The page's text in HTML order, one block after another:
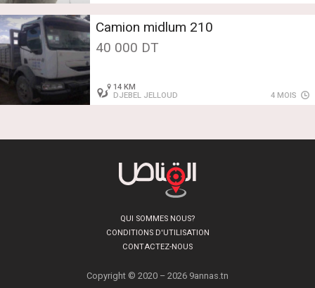
Camion midlum 210
40 000 DT
14 KM
DJEBEL JELLOUD
4 MOIS
QUI SOMMES NOUS?
CONDITIONS D'UTILISATION
CONTACTEZ-NOUS
Copyright © 2020 – 2026 9annas.tn